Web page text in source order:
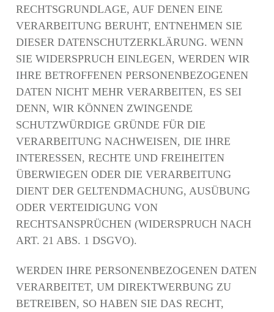
RECHTSGRUNDLAGE, AUF DENEN EINE
VERARBEITUNG BERUHT, ENTNEHMEN SIE
DIESER DATENSCHUTZERKLÄRUNG. WENN
SIE WIDERSPRUCH EINLEGEN, WERDEN WIR
IHRE BETROFFENEN PERSONENBEZOGENEN
DATEN NICHT MEHR VERARBEITEN, ES SEI
DENN, WIR KÖNNEN ZWINGENDE
SCHUTZWÜRDIGE GRÜNDE FÜR DIE
VERARBEITUNG NACHWEISEN, DIE IHRE
INTERESSEN, RECHTE UND FREIHEITEN
ÜBERWIEGEN ODER DIE VERARBEITUNG
DIENT DER GELTENDMACHUNG, AUSÜBUNG
ODER VERTEIDIGUNG VON
RECHTSANSPRÜCHEN (WIDERSPRUCH NACH
ART. 21 ABS. 1 DSGVO).
WERDEN IHRE PERSONENBEZOGENEN DATEN
VERARBEITET, UM DIREKTWERBUNG ZU
BETREIBEN, SO HABEN SIE DAS RECHT,